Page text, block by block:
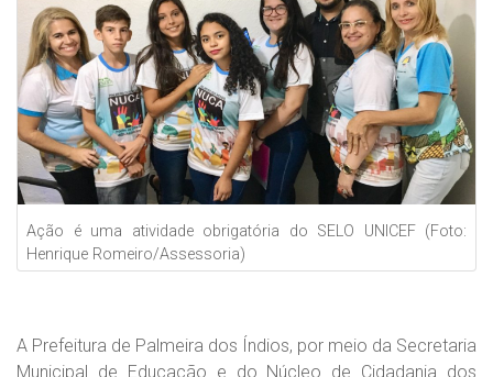
Ação é uma atividade obrigatória do SELO UNICEF (Foto:
Henrique Romeiro/Assessoria)
A Prefeitura de Palmeira dos Índios, por meio da Secretaria
Municipal de Educação e do Núcleo de Cidadania dos